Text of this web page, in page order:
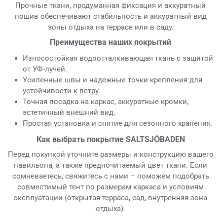
Прочные ткани, продуманная фиксация и аккуратный
пошив обеспечивают стабильность и аккуратный вид
зоны отдыха на террасе или в саду.
Преимущества наших покрытий
Износостойкая водоотталкивающая ткань с защитой
от УФ-лучей.
Усиленные швы и надежные точки крепления для
устойчивости к ветру.
Точная посадка на каркас, аккуратные кромки,
эстетичный внешний вид.
Простая установка и снятие для сезонного хранения.
Как выбрать покрытие SALTSJÖBADEN
Перед покупкой уточните размеры и конструкцию вашего
павильона, а также предпочитаемый цвет ткани. Если
сомневаетесь, свяжитесь с нами – поможем подобрать
совместимый тент по размерам каркаса и условиям
эксплуатации (открытая терраса, сад, внутренняя зона
отдыха).